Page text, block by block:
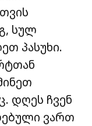
სულ
პასუხი.
დღეს ჩვენ
ვართ